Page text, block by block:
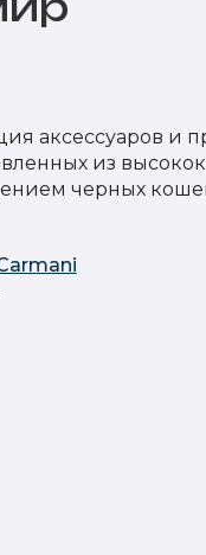
аксессуаров и
из
черных